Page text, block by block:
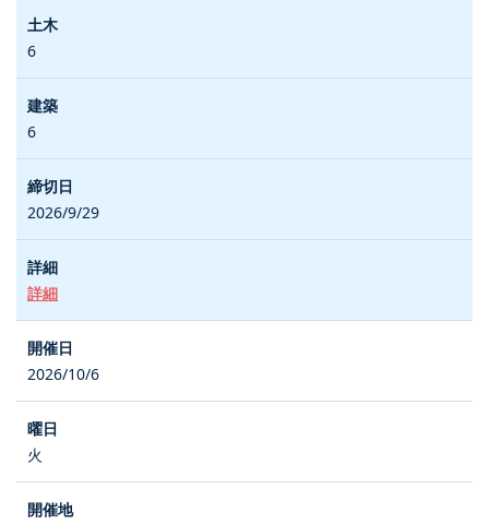
6
6
2026/9/29
詳細
2026/10/6
火